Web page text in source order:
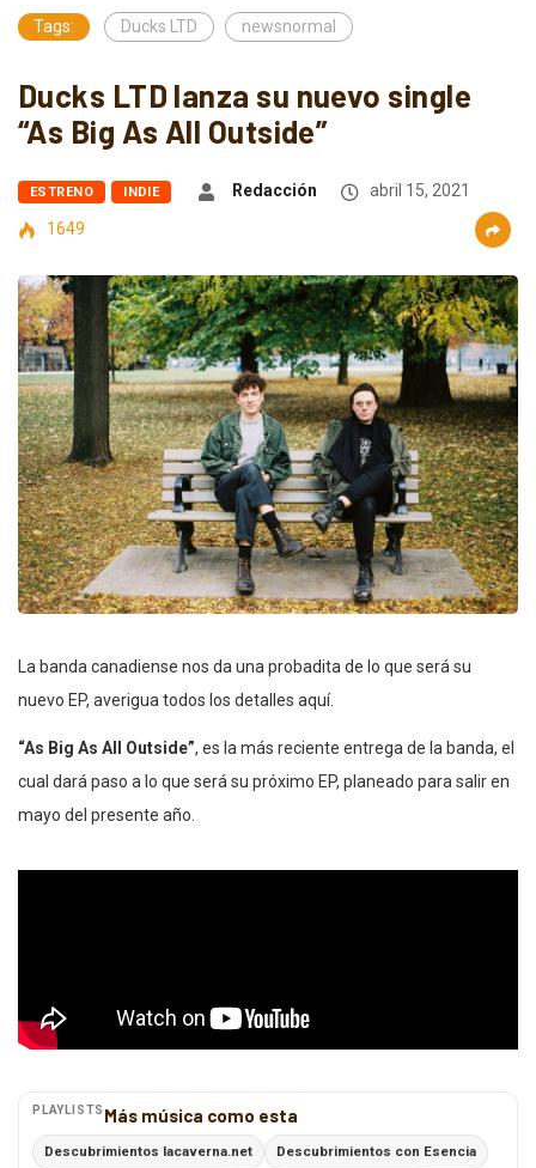
Tags: Ducks LTD newsnormal
Ducks LTD lanza su nuevo single
“As Big As All Outside”
ESTRENO INDIE Redacción
abril 15, 2021
1649
La banda canadiense nos da una probadita de lo que será su
nuevo EP, averigua todos los detalles aquí.
“As Big As All Outside”, es la más reciente entrega de la banda, el
cual dará paso a lo que será su próximo EP, planeado para salir en
mayo del presente año.
PLAYLISTS Más música como esta
Descubrimientos lacaverna.net Descubrimientos con Esencia